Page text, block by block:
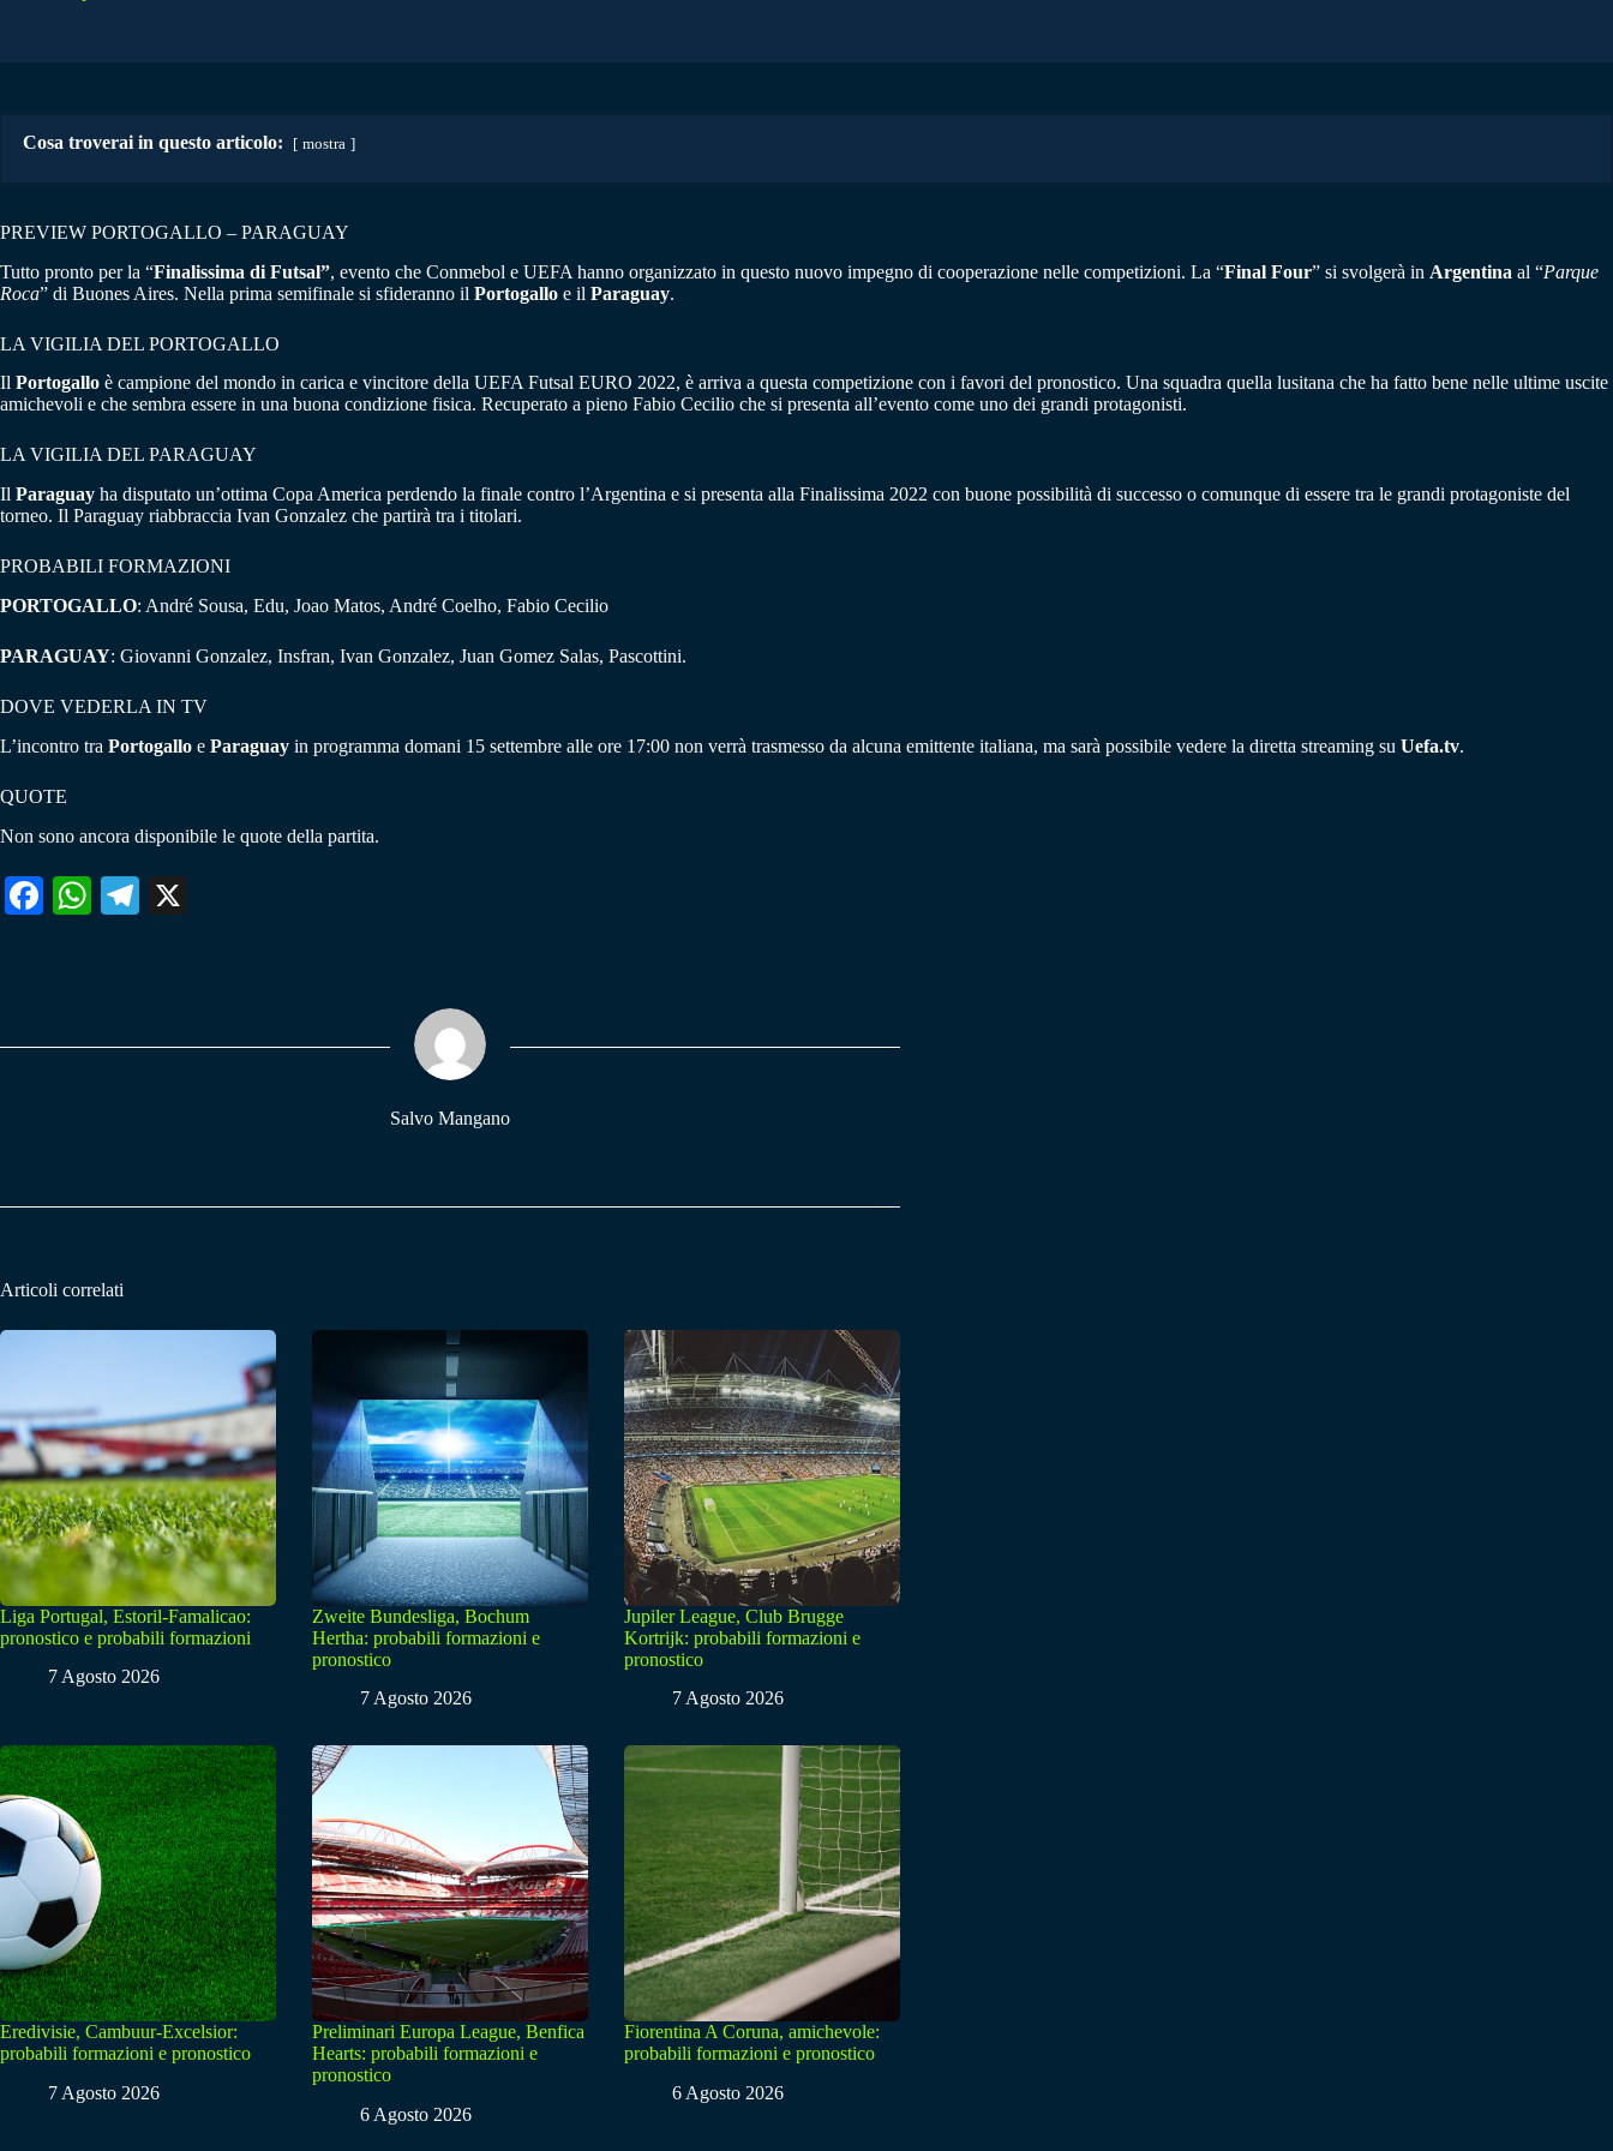
Cosa troverai in questo articolo: mostra
PREVIEW PORTOGALLO – PARAGUAY
Tutto pronto per la “Finalissima di Futsal”, evento che Conmebol e UEFA hanno organizzato in questo nuovo impegno di cooperazione nelle competizioni. La “Final Four” si svolgerà in Argentina al “Parque
Roca” di Buones Aires. Nella prima semifinale si sfideranno il Portogallo e il Paraguay.
LA VIGILIA DEL PORTOGALLO
Il Portogallo è campione del mondo in carica e vincitore della UEFA Futsal EURO 2022, è arriva a questa competizione con i favori del pronostico. Una squadra quella lusitana che ha fatto bene nelle ultime uscite
amichevoli e che sembra essere in una buona condizione fisica. Recuperato a pieno Fabio Cecilio che si presenta all’evento come uno dei grandi protagonisti.
LA VIGILIA DEL PARAGUAY
Il Paraguay ha disputato un’ottima Copa America perdendo la finale contro l’Argentina e si presenta alla Finalissima 2022 con buone possibilità di successo o comunque di essere tra le grandi protagoniste del
torneo. Il Paraguay riabbraccia Ivan Gonzalez che partirà tra i titolari.
PROBABILI FORMAZIONI
PORTOGALLO: André Sousa, Edu, Joao Matos, André Coelho, Fabio Cecilio
PARAGUAY: Giovanni Gonzalez, Insfran, Ivan Gonzalez, Juan Gomez Salas, Pascottini.
DOVE VEDERLA IN TV
L’incontro tra Portogallo e Paraguay in programma domani 15 settembre alle ore 17:00 non verrà trasmesso da alcuna emittente italiana, ma sarà possibile vedere la diretta streaming su Uefa.tv.
QUOTE
Non sono ancora disponibile le quote della partita.
Fa W
pp
Te
m
Salvo Mangano
Articoli correlati
Liga Portugal, Estoril-Famalicao:
pronostico e probabili formazioni
7 Agosto 2026
Zweite Bundesliga, Bochum
Hertha: probabili formazioni e
pronostico
7 Agosto 2026
Jupiler League, Club Brugge
Kortrijk: probabili formazioni e
pronostico
7 Agosto 2026
Eredivisie, Cambuur-Excelsior:
probabili formazioni e pronostico
7 Agosto 2026
Preliminari Europa League, Benfica
Hearts: probabili formazioni e
pronostico
6 Agosto 2026
Fiorentina A Coruna, amichevole:
probabili formazioni e pronostico
6 Agosto 2026